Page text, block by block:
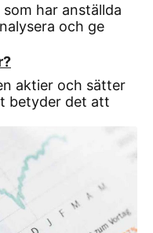
har anställda
och ge
aktier och sätter
betyder det att